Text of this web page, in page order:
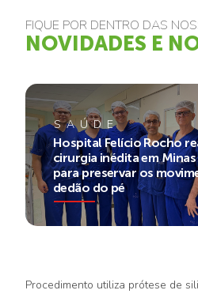
FIQUE POR DENTRO DAS
NOVIDADES E
SAÚDE
Hospital Felício Rocho
cirurgia inédita em Minas
para preservar os
dedão do pé
Procedimento utiliza prótese de